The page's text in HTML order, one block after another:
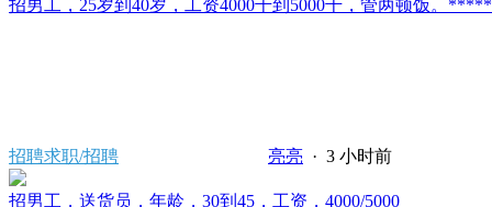
招男工，25岁到40岁，工资4000千到5000千，管两顿饭。
招聘求职/招聘 亮亮 · 3 小时前
招男工，送货员，年龄，30到45，工资，4000/5000